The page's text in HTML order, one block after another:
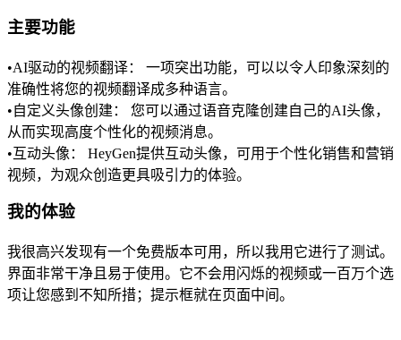
主要功能
•AI驱动的视频翻译：
一项突出功能，可以以令人印象深刻的
准确性将您的视频翻译成多种语言。
•自定义头像创建：
您可以通过语音克隆创建自己的AI头像，
从而实现高度个性化的视频消息。
•互动头像：
HeyGen提供互动头像，可用于个性化销售和营销
视频，为观众创造更具吸引力的体验。
我的体验
我很高兴发现有一个免费版本可用，所以我用它进行了测试。
界面非常干净且易于使用。它不会用闪烁的视频或一百万个选
项让您感到不知所措；提示框就在页面中间。